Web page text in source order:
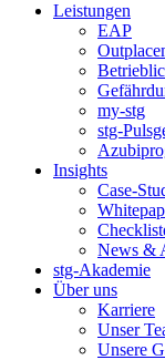
Leistungen
EAP
my-stg
stg-
Insights
Case-
News &
stg-Akademie
Über uns
Karriere
Unser
Unsere